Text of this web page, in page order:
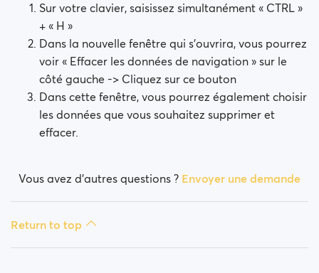
Sur votre clavier, saisissez simultanément « CTRL »
+ « H »
Dans la nouvelle fenêtre qui s’ouvrira, vous pourrez
voir « Effacer les données de navigation » sur le
côté gauche -> Cliquez sur ce bouton
Dans cette fenêtre, vous pourrez également choisir
les données que vous souhaitez supprimer et
effacer.
Vous avez d’autres questions ? Envoyer une demande
Return to top